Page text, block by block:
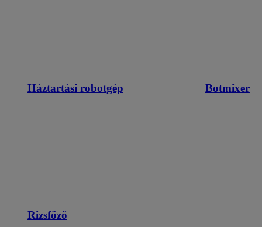
Háztartási robotgép Botmixer
Rizsfőző